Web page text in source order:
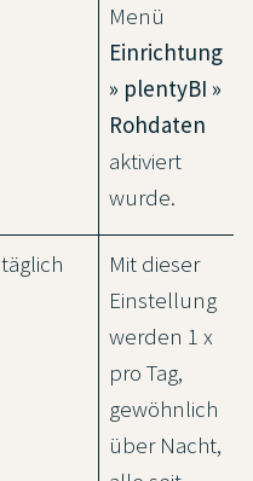
Menü
Einrichtung
» plentyBI »
Rohdaten
aktiviert
wurde.
täglich
Mit dieser
Einstellung
werden 1 x
pro Tag,
gewöhnlich
über Nacht,